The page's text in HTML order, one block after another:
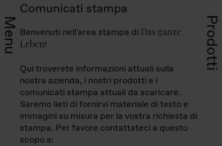
Menu Prodotti
Comunicati stampa
Benvenuti nell'area stampa di Das ganze
Leben!
Qui troverete informazioni attuali sulla
nostra azienda, i nostri prodotti e i
comunicati stampa attuali da scaricare.
Saremo lieti di fornirvi materiale di testo e
immagini su misura per la vostra richiesta di
stampa. Per favore contattateci a questo
scopo a: